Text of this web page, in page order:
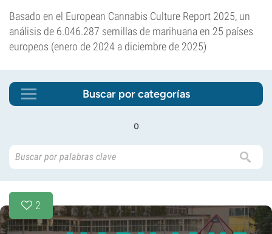
Basado en el European Cannabis Culture Report 2025, un
análisis de 6.046.287 semillas de marihuana en 25 países
europeos (enero de 2024 a diciembre de 2025)
Buscar por categorías
o
2